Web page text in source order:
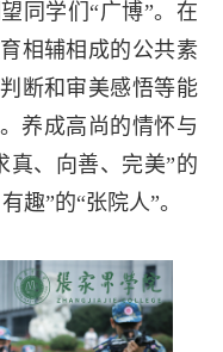
同学们“广博”。在
相辅相成的公共素
断和审美感悟等能
养成高尚的情怀与
真、向善、完美”的
趣”的“张院人”。